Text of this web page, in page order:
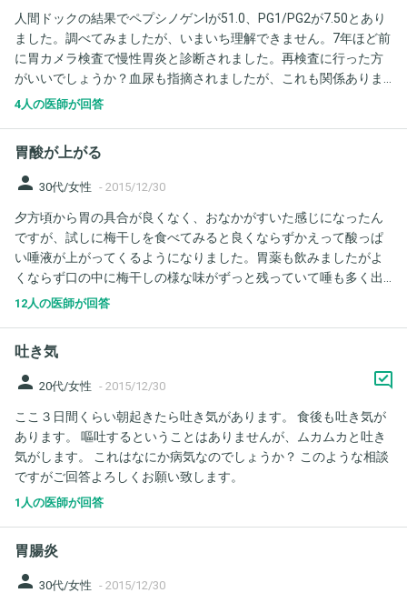
人間ドックの結果でペプシノゲンIが51.0、PG1/PG2が7.50とあり
ました。調べてみましたが、いまいち理解できません。7年ほど前
に胃カメラ検査で慢性胃炎と診断されました。再検査に行った方
がいいでしょうか？血尿も指摘されましたが、これも関係ありま
すか？お忙しいところ申し訳ありません。宜しくお願い致しま
4人の医師が回答
胃酸が上がる
person 30代/女性 - 2015/12/30
夕方頃から胃の具合が良くなく、おなかがすいた感じになったん
ですが、試しに梅干しを食べてみると良くならずかえって酸っぱ
い唾液が上がってくるようになりました。胃薬も飲みましたがよ
くならず口の中に梅干しの様な味がずっと残っていて唾も多く出
るので気になります。熱は7度4分ありましたが、熱の方は生理前
ました。旦那が逆流性食道炎で薬をもらっているのですが、ちゃ
んと診断を受けずに飲んだりすると危険でしょうか？あと、逆流
いたくなったりなど副作用みたいな症状はでますか？よろしくお
願いします。
12人の医師が回答
吐き気
person 20代/女性 - 2015/12/30
ここ３日間くらい朝起きたら吐き気があります。 食後も吐き気が
あります。 嘔吐するということはありませんが、ムカムカと吐き
気がします。 これはなにか病気なのでしょうか？ このような相談
ですがご回答よろしくお願い致します。
1人の医師が回答
胃腸炎
person 30代/女性 - 2015/12/30